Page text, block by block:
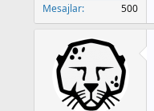
Mesajlar 500